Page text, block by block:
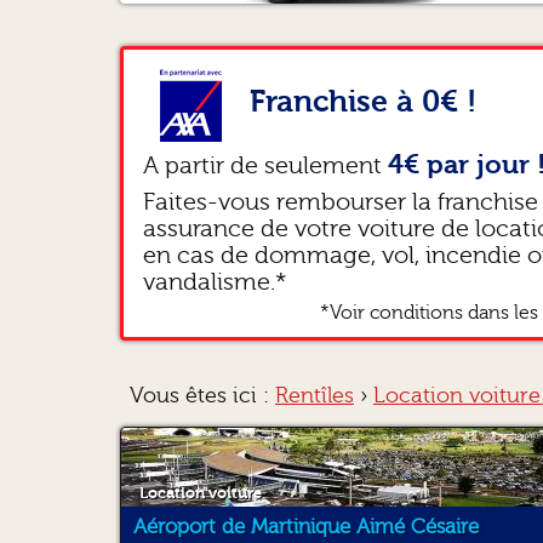
Franchise à 0€ !
A partir de seulement 4€ par jour !
Faites-vous rembourser la franchise
assurance de votre voiture de
en cas de dommage, vol, incendie
vandalisme.*
*Voir conditions dans les
Vous êtes ici : Rentîles › Location
Location voiture
Aéroport de Martinique Aimé Césaire